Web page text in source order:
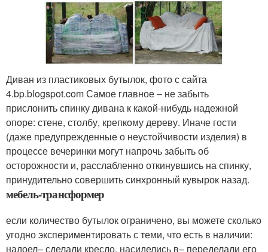
Диван из пластиковых бутылок, фото с сайта
4.bp.blogspot.com Самое главное – не забыть
прислонить спинку дивана к какой-нибудь надежной
опоре: стене, столбу, крепкому дереву. Иначе гости
(даже предупрежденные о неустойчивости изделия) в
процессе вечеринки могут напрочь забыть об
осторожности и, расслабленно откинувшись на спинку,
принудительно совершить синхронный кувырок назад.
мебель-трансформер
если количество бутылок ограничено, вы можете сколько
угодно экспериментировать с теми, что есть в наличии:
надоел– сделали кресло, насиделись в– переделали его